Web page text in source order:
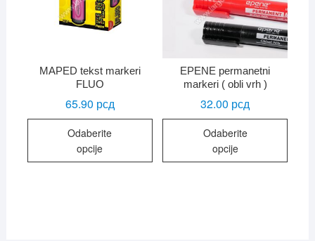
MAPED tekst markeri
FLUO
65.90 рсд
Odaberite
opcije
Ovaj
EPENE permanetni
markeri ( obli vrh )
32.00 рсд
Odaberite
opcije
Ovaj